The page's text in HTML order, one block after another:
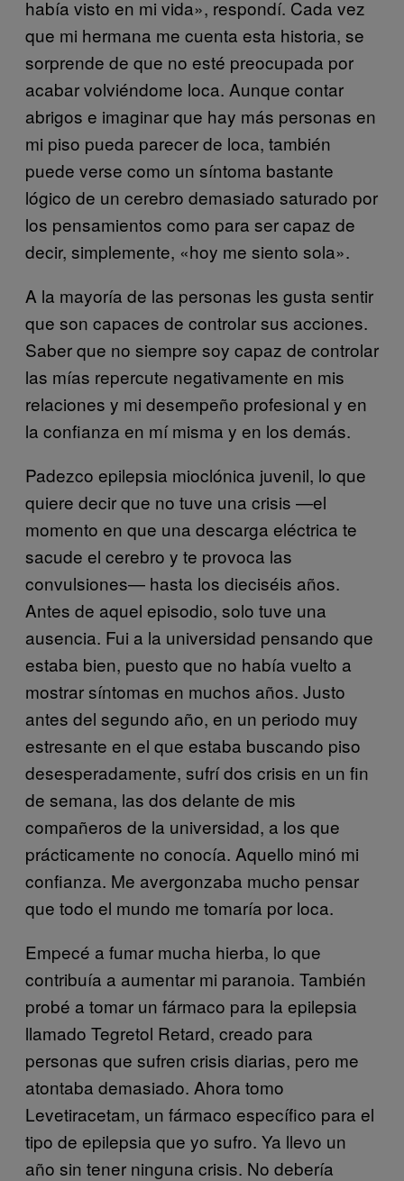
había visto en mi vida», respondí. Cada vez
que mi hermana me cuenta esta historia, se
sorprende de que no esté preocupada por
acabar volviéndome loca. Aunque contar
abrigos e imaginar que hay más personas en
mi piso pueda parecer de loca, también
puede verse como un síntoma bastante
lógico de un cerebro demasiado saturado por
los pensamientos como para ser capaz de
decir, simplemente, «hoy me siento sola».
A la mayoría de las personas les gusta sentir
que son capaces de controlar sus acciones.
Saber que no siempre soy capaz de controlar
las mías repercute negativamente en mis
relaciones y mi desempeño profesional y en
la confianza en mí misma y en los demás.
Padezco epilepsia mioclónica juvenil, lo que
quiere decir que no tuve una crisis —el
momento en que una descarga eléctrica te
sacude el cerebro y te provoca las
convulsiones— hasta los dieciséis años.
Antes de aquel episodio, solo tuve una
ausencia. Fui a la universidad pensando que
estaba bien, puesto que no había vuelto a
mostrar síntomas en muchos años. Justo
antes del segundo año, en un periodo muy
estresante en el que estaba buscando piso
desesperadamente, sufrí dos crisis en un fin
de semana, las dos delante de mis
compañeros de la universidad, a los que
prácticamente no conocía. Aquello minó mi
confianza. Me avergonzaba mucho pensar
que todo el mundo me tomaría por loca.
Empecé a fumar mucha hierba, lo que
contribuía a aumentar mi paranoia. También
probé a tomar un fármaco para la epilepsia
llamado Tegretol Retard, creado para
personas que sufren crisis diarias, pero me
atontaba demasiado. Ahora tomo
Levetiracetam, un fármaco específico para el
tipo de epilepsia que yo sufro. Ya llevo un
año sin tener ninguna crisis. No debería